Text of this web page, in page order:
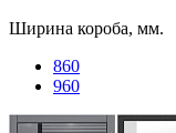
Ширина короба, мм.
860
960